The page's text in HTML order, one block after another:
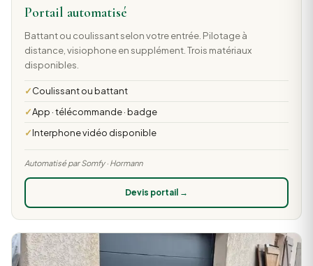
Portail automatisé
Battant ou coulissant selon votre entrée. Pilotage à
distance, visiophone en supplément. Trois matériaux
disponibles.
Coulissant ou battant
App · télécommande · badge
Interphone vidéo disponible
Automatisé par Somfy · Hormann
Devis portail →